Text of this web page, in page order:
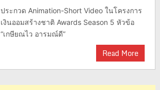
ประกวด Animation-Short Video ในโครงการ
เงินออมสร้างชาติ Awards Season 5 หัวข้อ
“เกษียณไว อารมณ์ดี”
Read More